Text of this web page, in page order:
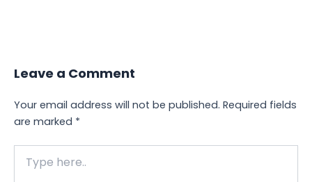
Leave a Comment
Your email address will not be published. Required fields
are marked *
here..